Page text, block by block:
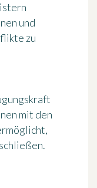
und
zu
mit den